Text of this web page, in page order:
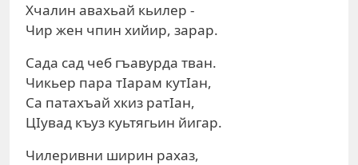
Хчалин авахьай кьилер -
Чир жен чпин хийир, зарар.
Сада сад чеб гъавурда тван.
Чикьер пара тIарам кутIан,
Сa патахъай хкиз ратIан,
ЦIувад къуз куьтягьин йигар.
Чилеривни ширин рахаз,